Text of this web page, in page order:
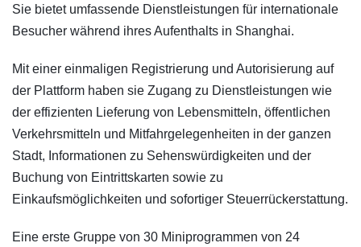
Sie bietet umfassende Dienstleistungen für internationale
Besucher während ihres Aufenthalts in Shanghai.
Mit einer einmaligen Registrierung und Autorisierung auf
der Plattform haben sie Zugang zu Dienstleistungen wie
der effizienten Lieferung von Lebensmitteln, öffentlichen
Verkehrsmitteln und Mitfahrgelegenheiten in der ganzen
Stadt, Informationen zu Sehenswürdigkeiten und der
Buchung von Eintrittskarten sowie zu
Einkaufsmöglichkeiten und sofortiger Steuerrückerstattung.
Eine erste Gruppe von 30 Miniprogrammen von 24